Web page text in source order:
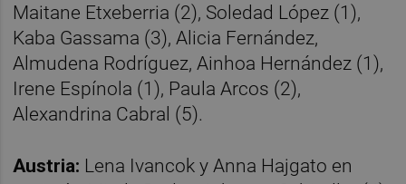
Maitane Etxeberria (2), Soledad López (1),
Kaba Gassama (3), Alicia Fernández,
Almudena Rodríguez, Ainhoa Hernández (1),
Irene Espínola (1), Paula Arcos (2),
Alexandrina Cabral (5).
Austria: Lena Ivancok y Anna Hajgato en